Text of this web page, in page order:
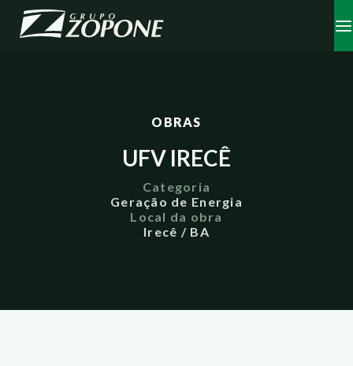
OBRAS
UFV IRECÊ
Categoria
Geração de Energia
Local da obra
Irecê / BA